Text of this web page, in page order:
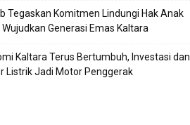
Tegaskan Komitmen Lindungi Hak Anak
Generasi Emas Kaltara
Kaltara Terus Bertumbuh, Investasi dan
Listrik Jadi Motor Penggerak